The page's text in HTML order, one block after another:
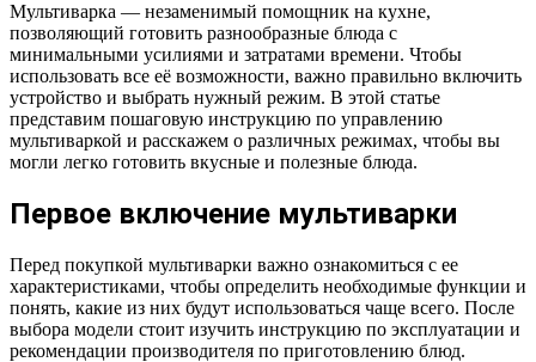
Мультиварка — незаменимый помощник на кухне,
позволяющий готовить разнообразные блюда с
минимальными усилиями и затратами времени. Чтобы
использовать все её возможности, важно правильно включить
устройство и выбрать нужный режим. В этой статье
представим пошаговую инструкцию по управлению
мультиваркой и расскажем о различных режимах, чтобы вы
могли легко готовить вкусные и полезные блюда.
Первое включение мультиварки
Перед покупкой мультиварки важно ознакомиться с ее
характеристиками, чтобы определить необходимые функции и
понять, какие из них будут использоваться чаще всего. После
выбора модели стоит изучить инструкцию по эксплуатации и
рекомендации производителя по приготовлению блюд.